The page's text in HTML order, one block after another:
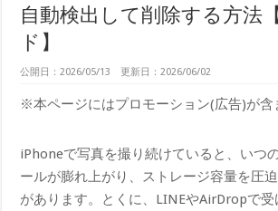
自動検出して削除する方法
ド】
公開日：2026/05/13 更新日：2026/06/02
※本ページにはプロモーション(広告)が含
iPhoneで写真を撮り続けていると、いつ
ールが膨れ上がり、ストレージ容量を圧
があります。とくに、LINEやAirDropで